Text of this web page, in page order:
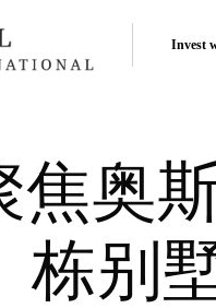
Invest
焦奥
栋别